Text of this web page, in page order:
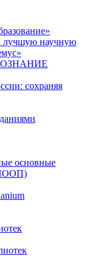
лучшую научную
сохраняя
основные